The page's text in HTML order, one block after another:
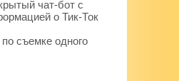
чат-бот с
о Тик-Ток
съемке одного